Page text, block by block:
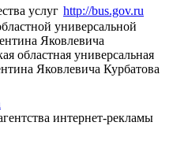
http://bus.gov.ru
универсальной
Яковлевича
областная универсальная
Яковлевича Курбатова
интернет-рекламы